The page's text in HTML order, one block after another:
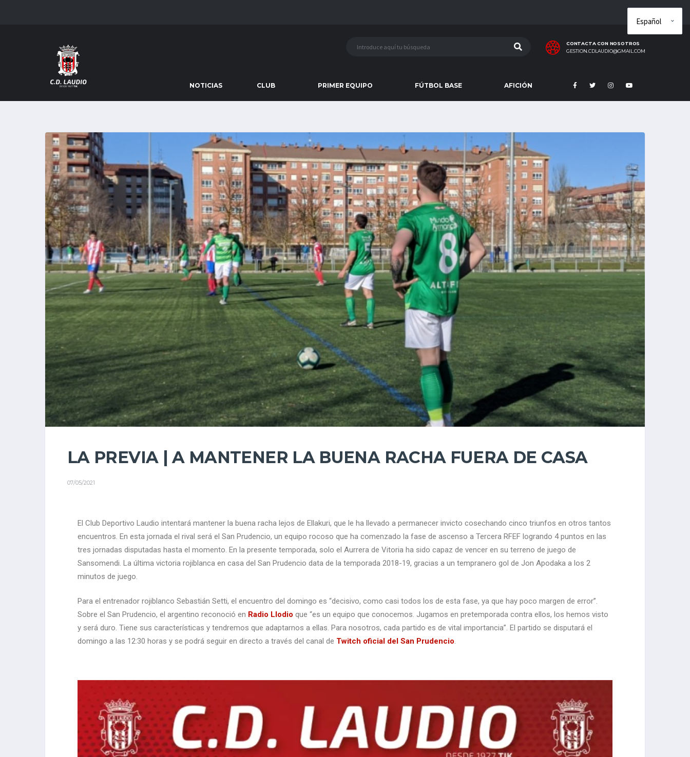
CONTACTA CON NOSOTROS
GESTION.CDLAUDIO@GMAIL.COM
NOTICIAS CLUB PRIMER EQUIPO FÚTBOL BASE AFICIÓN
LA PREVIA | A MANTENER LA BUENA RACHA FUERA DE CASA
07/05/2021
El Club Deportivo Laudio intentará mantener la buena racha lejos de Ellakuri, que le ha llevado a permanecer invicto cosechando cinco triunfos en otros tantos
encuentros. En esta jornada el rival será el San Prudencio, un equipo rocoso que ha comenzado la fase de ascenso a Tercera RFEF logrando 4 puntos en las
tres jornadas disputadas hasta el momento. En la presente temporada, solo el Aurrera de Vitoria ha sido capaz de vencer en su terreno de juego de
Sansomendi. La última victoria rojiblanca en casa del San Prudencio data de la temporada 2018-19, gracias a un tempranero gol de Jon Apodaka a los 2
minutos de juego.
Para el entrenador rojiblanco Sebastián Setti, el encuentro del domingo es “decisivo, como casi todos los de esta fase, ya que hay poco margen de error”.
Sobre el San Prudencio, el argentino reconoció en Radio Llodio que “es un equipo que conocemos. Jugamos en pretemporada contra ellos, los hemos visto
y será duro. Tiene sus características y tendremos que adaptarnos a ellas. Para nosotros, cada partido es de vital importancia”. El partido se disputará el
domingo a las 12:30 horas y se podrá seguir en directo a través del canal de Twitch oficial del San Prudencio.